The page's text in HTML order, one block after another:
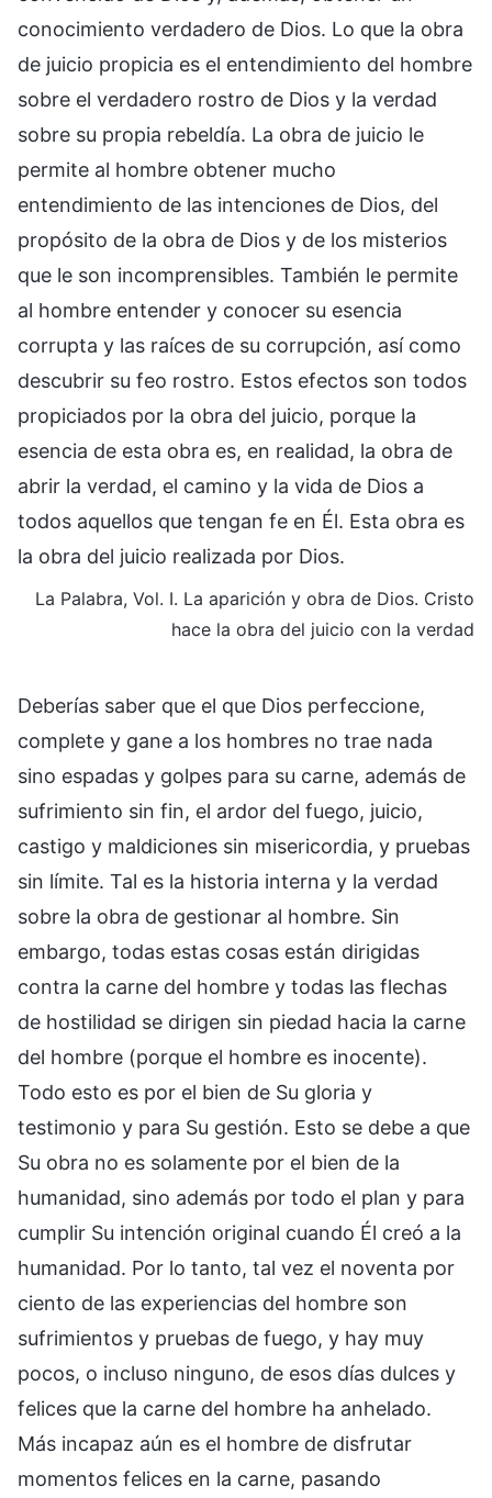
conocimiento verdadero de Dios. Lo que la obra
de juicio propicia es el entendimiento del hombre
sobre el verdadero rostro de Dios y la verdad
sobre su propia rebeldía. La obra de juicio le
permite al hombre obtener mucho
entendimiento de las intenciones de Dios, del
propósito de la obra de Dios y de los misterios
que le son incomprensibles. También le permite
al hombre entender y conocer su esencia
corrupta y las raíces de su corrupción, así como
descubrir su feo rostro. Estos efectos son todos
propiciados por la obra del juicio, porque la
esencia de esta obra es, en realidad, la obra de
abrir la verdad, el camino y la vida de Dios a
todos aquellos que tengan fe en Él. Esta obra es
la obra del juicio realizada por Dios.
La Palabra, Vol. I. La aparición y obra de Dios. Cristo
hace la obra del juicio con la verdad
Deberías saber que el que Dios perfeccione,
complete y gane a los hombres no trae nada
sino espadas y golpes para su carne, además de
sufrimiento sin fin, el ardor del fuego, juicio,
castigo y maldiciones sin misericordia, y pruebas
sin límite. Tal es la historia interna y la verdad
sobre la obra de gestionar al hombre. Sin
embargo, todas estas cosas están dirigidas
contra la carne del hombre y todas las flechas
de hostilidad se dirigen sin piedad hacia la carne
del hombre (porque el hombre es inocente).
Todo esto es por el bien de Su gloria y
testimonio y para Su gestión. Esto se debe a que
Su obra no es solamente por el bien de la
humanidad, sino además por todo el plan y para
cumplir Su intención original cuando Él creó a la
humanidad. Por lo tanto, tal vez el noventa por
ciento de las experiencias del hombre son
sufrimientos y pruebas de fuego, y hay muy
pocos, o incluso ninguno, de esos días dulces y
felices que la carne del hombre ha anhelado.
Más incapaz aún es el hombre de disfrutar
momentos felices en la carne, pasando